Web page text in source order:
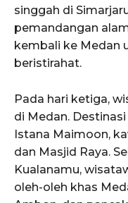
singgah di
pemandangan
kembali ke Medan
beristirahat.
Pada hari ketiga,
di Medan.
Istana Maimoon,
dan Masjid Raya.
Kualanamu,
oleh-oleh khas